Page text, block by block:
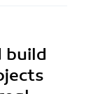
build